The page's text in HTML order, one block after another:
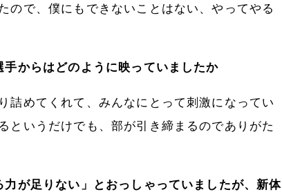
ので、僕にもできないことはない、やってやる
からはどのように映っていましたか
詰めてくれて、みんなにとって刺激になってい
というだけでも、部が引き締まるのでありがた
が足りない」とおっしゃっていましたが、新体